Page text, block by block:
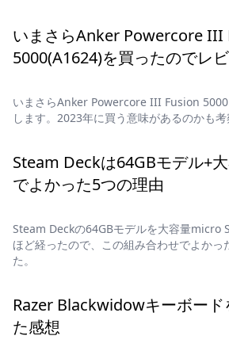
いまさらAnker Powercore III
5000(A1624)を買ったのでレ
いまさらAnker Powercore III Fusion
します。2023年に買う意味があるのかも考
Steam Deckは64GBモデル+
でよかった5つの理由
Steam Deckの64GBモデルを大容量micro
ほど経ったので、この組み合わせでよかっ
た。
Razer Blackwidowキーボード
た感想